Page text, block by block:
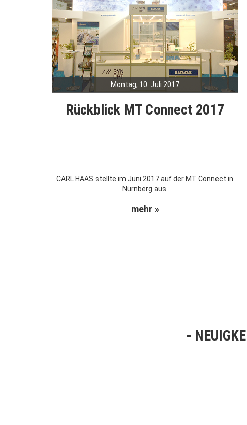
Montag, 10. Juli 2017
Rückblick MT Connect 2017
CARL HAAS stellte im Juni 2017 auf der MT Connect in
Nürnberg aus.
mehr »